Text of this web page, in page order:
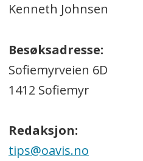
Kenneth Johnsen
Besøksadresse:
Sofiemyrveien 6D
1412 Sofiemyr
Redaksjon:
tips@oavis.no